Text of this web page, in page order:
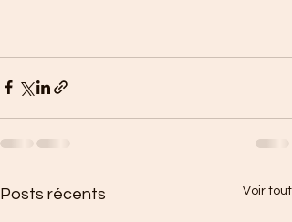
Posts récents Voir tout